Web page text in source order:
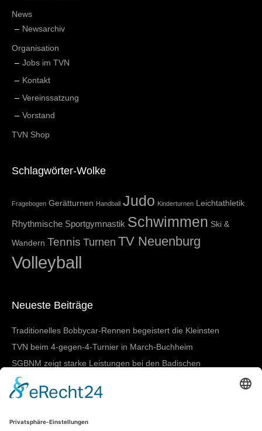
News
Newsarchiv
Organisation
Jobs im TVN
Kontakt
Vereinssatzung
Vorstand
TVN Shop
Schlagwörter-Wolke
Fragebogen Gerätturnen Handball Judo Kinderturnen Leichtathletik
Rhythmische Sportgymnastik Schwimmen Ski &
Wandern Tennis Turnen TV Neuenburg
Volleyball
Neueste Beiträge
Traditionelles Bobbycar-Rennen begeistert die Kleinsten
TVN beim 4-gegen-4-Turnier in March-Buchheim
SGBNM zeigt starke Leistungen bei den Badischen
Meisterschaften in Lörrach
Damen I mit nächstem Heimtestspiel
Sportkreisschwimmfest